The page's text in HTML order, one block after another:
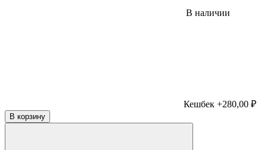
В наличии
Кешбек +280,00 ₽
В корзину